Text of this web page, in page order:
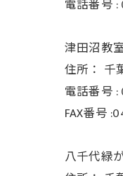
電話番号 :
津田沼教
住所： 千
電話番号 :
FAX番号
八千代緑